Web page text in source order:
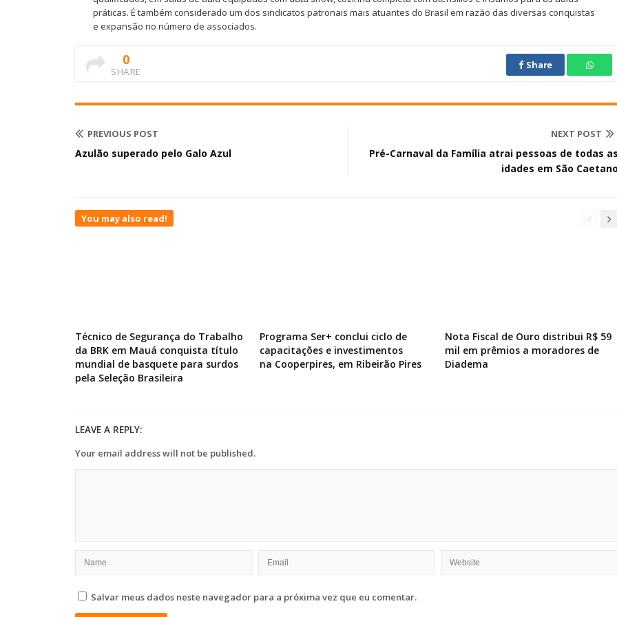
práticas. É também considerado um dos sindicatos patronais mais atuantes do Brasil em razão das diversas conquistas
e expansão no número de associados.
0
SHARE
Share
PREVIOUS POST
Azulão superado pelo Galo Azul
NEXT POST
Pré-Carnaval da Família atrai pessoas de todas
idades em São
You may also read!
Técnico de Segurança do Trabalho
da BRK em Mauá conquista título
mundial de basquete para surdos
pela Seleção Brasileira
Programa Ser+ conclui ciclo de
capacitações e investimentos
na Cooperpires, em Ribeirão Pires
Nota Fiscal de Ouro distribui R$ 59
mil em prêmios a moradores de
Diadema
LEAVE A REPLY:
Your email address will not be published.
Salvar meus dados neste navegador para a próxima vez que eu comentar.